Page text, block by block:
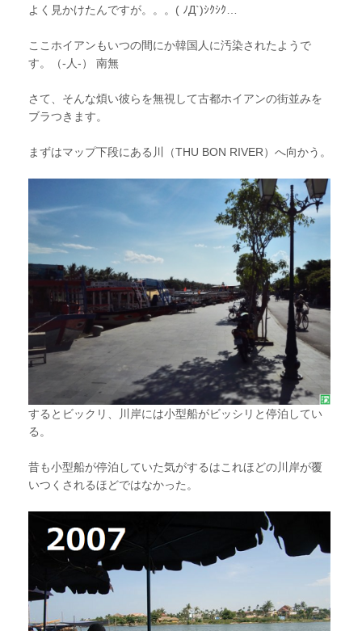
よく見かけたんですが。。。( ﾉД`)ｼｸｼｸ…
ここホイアンもいつの間にか韓国人に汚染されたようで
す。（-人-） 南無
さて、そんな煩い彼らを無視して古都ホイアンの街並みを
ブラつきます。
まずはマップ下段にある川（THU BON RIVER）へ向かう。
するとビックリ、川岸には小型船がビッシリと停泊してい
る。
昔も小型船が停泊していた気がするはこれほどの川岸が覆
いつくされるほどではなかった。